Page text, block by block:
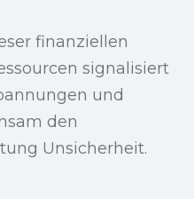
finanziellen
signalisiert
und
den
Unsicherheit.